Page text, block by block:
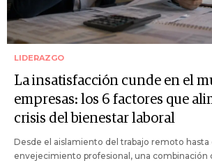
LIDERAZGO
La insatisfacción cunde en el
empresas: los 6 factores que
crisis del bienestar laboral
Desde el aislamiento del trabajo remoto hasta
envejecimiento profesional, una combinación